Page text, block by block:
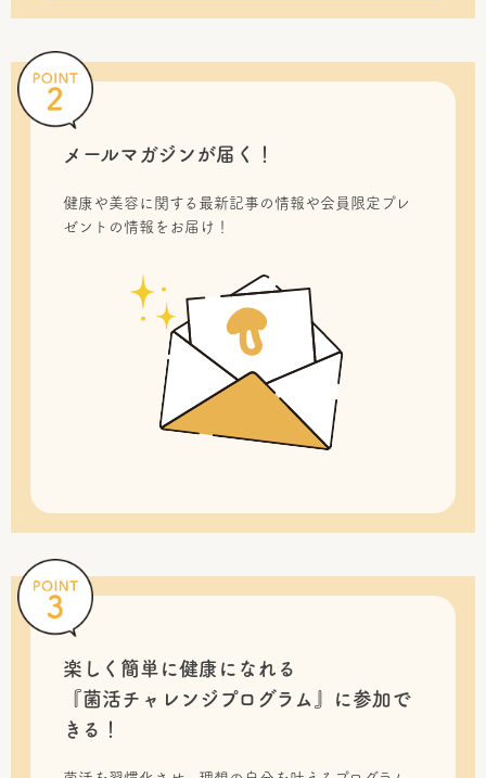
メールマガジンが届く！
健康や美容に関する最新記事の情報や会員限定プレ
ゼントの情報をお届け！
楽しく簡単に健康になれる
『菌活チャレンジプログラム』に 参加で
きる！